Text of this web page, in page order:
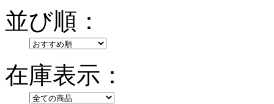
並び順：
在庫表示：